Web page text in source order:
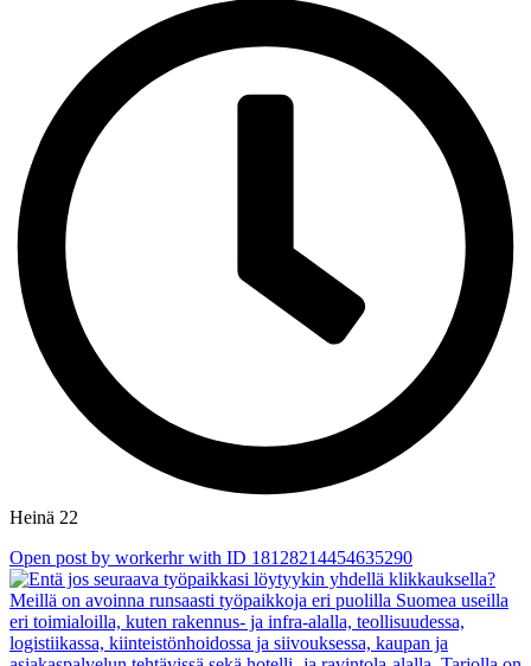
Heinä 22
Open post by workerhr with ID 18128214454635290